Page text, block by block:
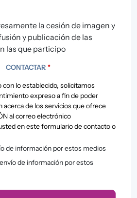
la cesión de imagen y
y publicación de las
las que participo
CONTACTAR *
con lo establecido, solicitamos
expreso a fin de poder
acerca de los servicios que ofrece
al correo electrónico
en este formulario de contacto o
de información por estos medios
de información por estos